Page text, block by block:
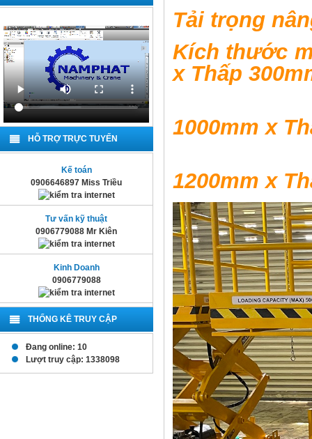
HỖ TRỢ TRỰC TUYẾN
Kế toán
0906646897 Miss Triều
Tư vấn kỹ thuật
0906779088 Mr Kiên
Kinh Doanh
0906779088
THỐNG KÊ TRUY CẬP
Đang online: 10
Lượt truy cập: 1338098
Tải trọng
Kích thước
x Thấp
1000mm x
1200mm x